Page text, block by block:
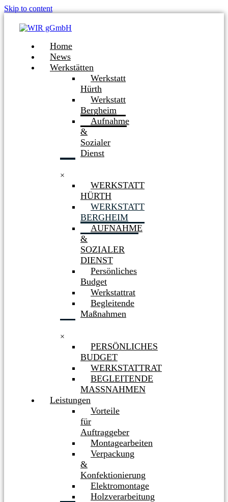
Skip to content
Home
News
Werkstätten
Werkstatt
Hürth
Werkstatt
Bergheim
Aufnahme
&
Sozialer
Dienst
×
WERKSTATT
HÜRTH
WERKSTATT
BERGHEIM
AUFNAHME
&
SOZIALER
DIENST
Persönliches
Budget
Werkstattrat
Begleitende
Maßnahmen
×
PERSÖNLICHES
BUDGET
WERKSTATTRAT
BEGLEITENDE
MASSNAHMEN
Leistungen
Vorteile
für
Auftraggeber
Montagearbeiten
Verpackung
&
Konfektionierung
Elektromontage
Holzverarbeitung